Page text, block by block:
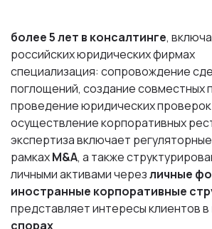
более 5 лет в консалтинге,
российских юридических фирмах
специализация: сопровождение
поглощений, создание совместных
проведение юридических проверок
осуществление корпоративных
экспертиза включает
рамкахM&A, а также
личными активами черезличные
иностранные корпоративные
представляет интересы клиентов в
спорах